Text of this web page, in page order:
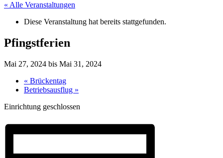
« Alle Veranstaltungen
Diese Veranstaltung hat bereits stattgefunden.
Pfingstferien
Mai 27, 2024 bis Mai 31, 2024
« Brückentag
Betriebsausflug »
Einrichtung geschlossen